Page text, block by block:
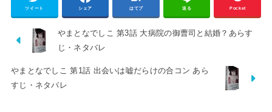
ツイート シェア はてブ 送る Pocket
やまとなでしこ 第3話 大病院の御曹司と結婚？あらす
じ・ネタバレ
やまとなでしこ 第1話 出会いは嘘だらけの合コン あら
すじ・ネタバレ